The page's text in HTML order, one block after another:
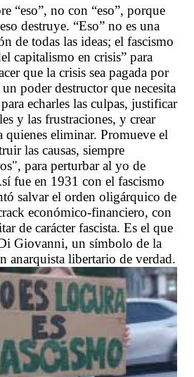
“eso”, no con “eso”, porque
destruye. “Eso” no es una
de todas las ideas; el fascismo
capitalismo en crisis” para
que la crisis sea pagada por
poder destructor que necesita
echarles las culpas, justificar
y las frustraciones, y crear
quienes eliminar. Promueve el
las causas, siempre
para perturbar al yo de
fue en 1931 con el fascismo
salvar el orden oligárquico de
económico-financiero, con
de carácter fascista. Es el que
Giovanni, un símbolo de la
anarquista libertario de verdad.